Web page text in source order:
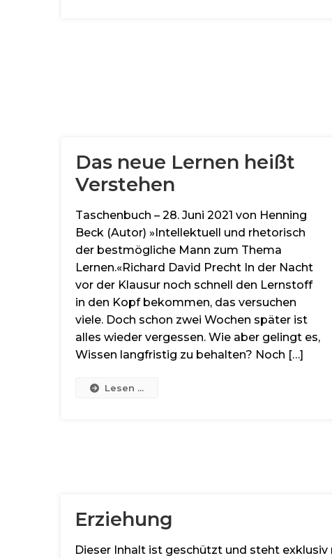
Das neue Lernen heißt
Verstehen
Taschenbuch – 28. Juni 2021 von Henning
Beck (Autor) »Intellektuell und rhetorisch
der bestmögliche Mann zum Thema
Lernen.«Richard David Precht In der Nacht
vor der Klausur noch schnell den Lernstoff
in den Kopf bekommen, das versuchen
viele. Doch schon zwei Wochen später ist
alles wieder vergessen. Wie aber gelingt es,
Wissen langfristig zu behalten? Noch […]
Lesen ...
Erziehung
Dieser Inhalt ist geschützt und steht